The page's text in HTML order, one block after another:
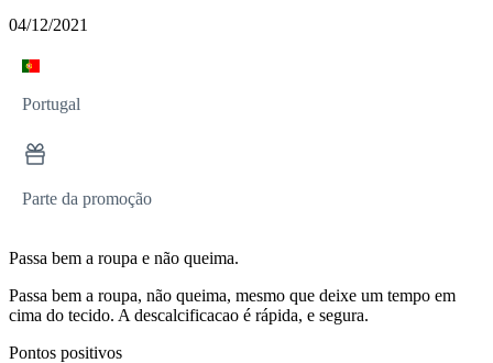
04/12/2021
Portugal
Parte da promoção
Passa bem a roupa e não queima.
Passa bem a roupa, não queima, mesmo que deixe um tempo em
cima do tecido. A descalcificacao é rápida, e segura.
Pontos positivos